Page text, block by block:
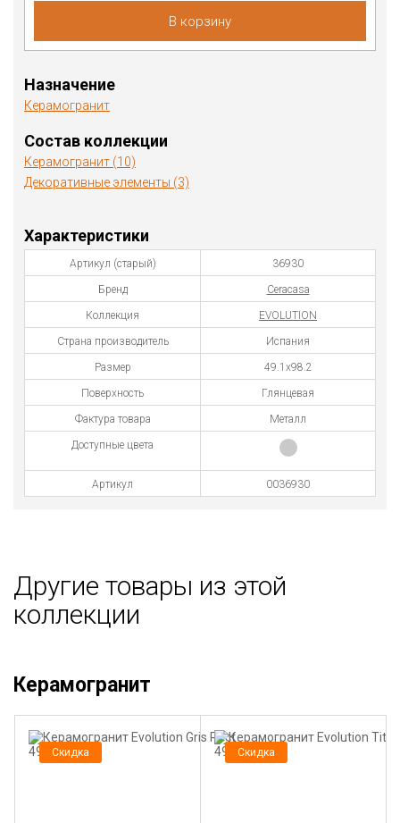
В корзину
Назначение
Керамогранит
Состав коллекции
Керамогранит (10)
Декоративные элементы (3)
Характеристики
Артикул (старый) 36930
Бренд Ceracasa
Коллекция EVOLUTION
Страна производитель Испания
Размер 49.1x98.2
Поверхность Глянцевая
Фактура товара Металл
Доступные цвета
Артикул 0036930
Другие товары из этой
коллекции
Керамогранит
Скидка Скидка